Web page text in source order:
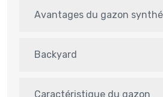
Avantages du gazon
Backyard
Caractéristique du gazon